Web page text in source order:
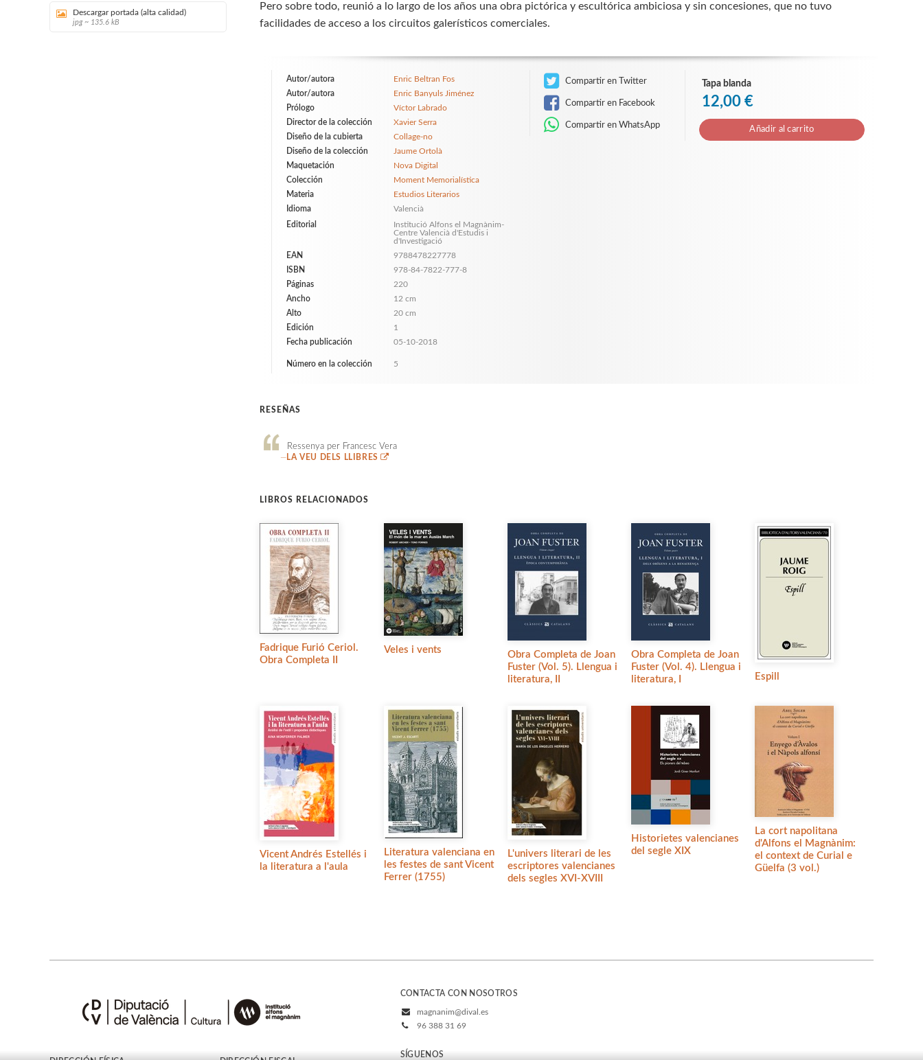
Descargar portada (alta calidad)
jpg ~ 135.6 kB
Pero sobre todo, reunió a lo largo de los años una obra pictórica y escultórica ambiciosa y sin concesiones, que no tuvo
facilidades de acceso a los circuitos galerísticos comerciales.
Autor/autora
Enric Beltran Fos
Autor/autora
Enric Banyuls Jiménez
Prólogo
Víctor Labrado
Director de la colección
Xavier Serra
Diseño de la cubierta
Collage-no
Diseño de la colección
Jaume Ortolà
Maquetación
Nova Digital
Colección
Moment Memorialística
Materia
Estudios Literarios
Idioma
Valencià
Editorial
Institució Alfons el Magnànim-
Centre Valencià d'Estudis i
d'Investigació
EAN
9788478227778
ISBN
978-84-7822-777-8
Páginas
220
Ancho
12 cm
Alto
20 cm
Edición
1
Fecha publicación
05-10-2018
Número en la colección 5
Compartir en Twitter
Compartir en Facebook
Compartir en WhatsApp
Tapa blanda
12,00 €
Añadir al carrito
RESEÑAS
Ressenya per Francesc Vera
—LA VEU DELS LLIBRES
LIBROS RELACIONADOS
Fadrique Furió Ceriol.
Obra Completa II
Veles i vents
Obra Completa de Joan
Fuster (Vol. 5). Llengua i
literatura, II
Obra Completa de Joan
Fuster (Vol. 4). Llengua i
literatura, I
Espill
Vicent Andrés Estellés i
la literatura a l'aula
Literatura valenciana en
les festes de sant Vicent
Ferrer (1755)
L'univers literari de les
escriptores valencianes
dels segles XVI-XVIII
Historietes valencianes
del segle XIX
La cort napolitana
d'Alfons el Magnànim:
el context de Curial e
Güelfa (3 vol.)
CONTACTA CON NOSOTROS
magnanim@dival.es
96 388 31 69
SÍGUENOS